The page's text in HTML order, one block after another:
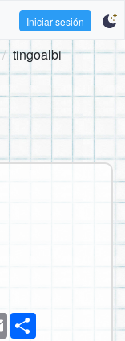
Iniciar sesión
tingoalbi
Email